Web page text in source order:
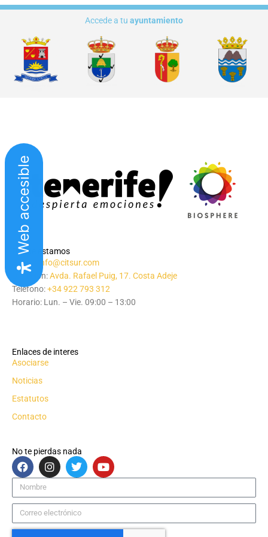
Accede a tu ayuntamiento
Dónde estamos
E-mail:
info@citsur.com
Dirección:Avda. Rafael Puig, 17. Costa Adeje
Teléfono:+34 922 793 312
Horario: Lun. – Vie. 09:00 – 13:00
Enlaces de interes
Asociarse
Noticias
Estatutos
Contacto
No te pierdas nada
F
a
c
e
b
o
o
I
n
s
a
g
r
T
w
i
t
e
r
Y
o
u
u
e
Nombre
Correo
electrónico
Web accesible